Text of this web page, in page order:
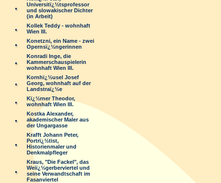
Universitï¿½tsprofessor
und slowakischer Dichter
(in Arbeit)
Kollek Teddy - wohnhaft
Wien III.
Konetzni, ein Name - zwei
Opernsï¿½ngerinnen
Konradi Inge, die
Kammerschauspielerin
wohnhaft Wien III.
Kornhï¿½usel Josef
Georg, wohnhaft auf der
Landstraï¿½e
Kï¿½rner Theodor,
wohnhaft Wien III.
Kostka Alexander,
akademischer Maler aus
der Ungargasse
Krafft Johann Peter,
Portrï¿½tist,
Historienmaler und
Denkmalpfleger
Kraus, "Die Fackel", das
Weiï¿½gerberviertel und
seine Verwandtschaft im
Fasanviertel